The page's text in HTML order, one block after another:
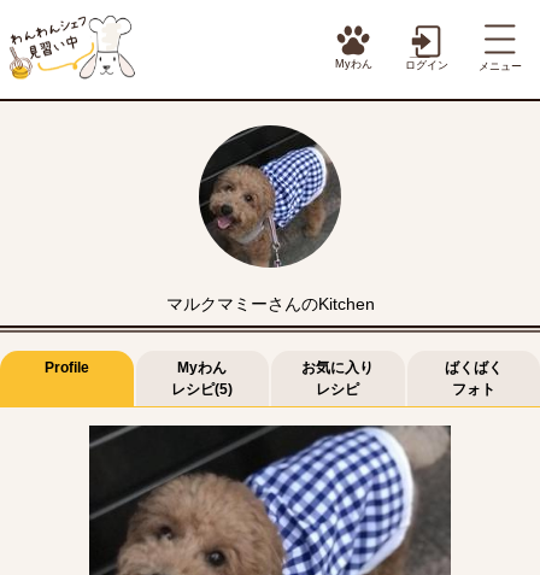
Myわん ログイン メニュー
マルクマミーさんのKitchen
Profile
Myわん
レシピ(5)
お気に入り
レシピ
ばくばく
フォト